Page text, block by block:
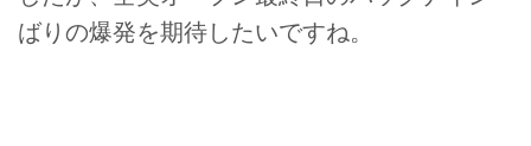
ばりの爆発を期待したいですね。